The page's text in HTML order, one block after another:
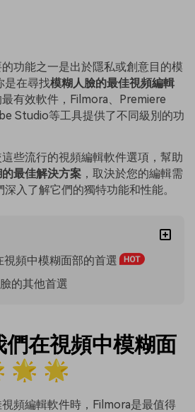
功能之一是出於隱私或創意目的模
是在尋找模糊人臉的最佳視頻編輯
有效軟件，Filmora、Premiere
Studio等工具提供了不同級別的功
些流行的視頻編輯軟件選項，幫助
最佳解決方案 ，取決於您的編輯需
入了解它們的獨特功能和性能。
視頻中模糊面部的首選
的其他首選
在視頻中模糊面
🌟 🌟
頻編輯軟件時，Filmora是最值得